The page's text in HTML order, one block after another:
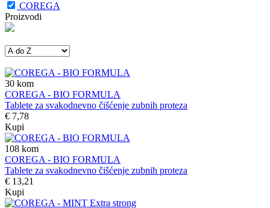
COREGA
Proizvodi
30 kom
COREGA - BIO FORMULA
Tablete za svakodnevno čišćenje zubnih proteza
€ 7,78
Kupi
108 kom
COREGA - BIO FORMULA
Tablete za svakodnevno čišćenje zubnih proteza
€ 13,21
Kupi